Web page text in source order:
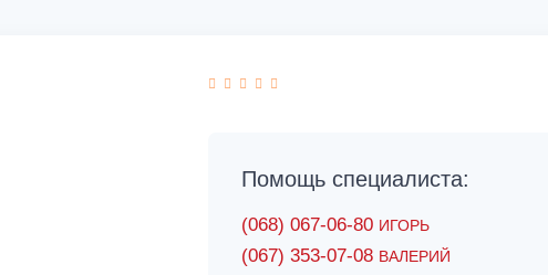
Помощь специалиста:
(068) 067-06-80 ИГОРЬ
(067) 353-07-08 ВАЛЕРИЙ